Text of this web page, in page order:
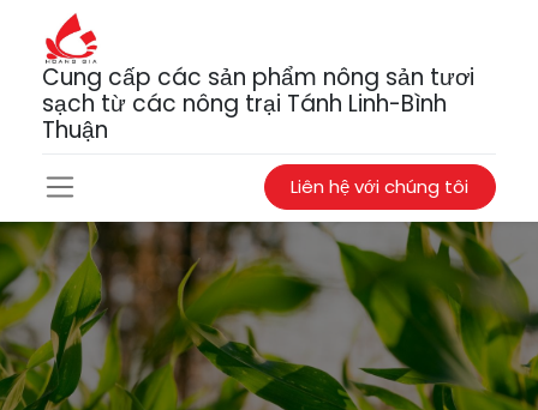
Cung cấp các sản phẩm nông sản tươi
sạch từ các nông trại Tánh Linh-Bình
Thuận
Liên hệ với chúng tôi